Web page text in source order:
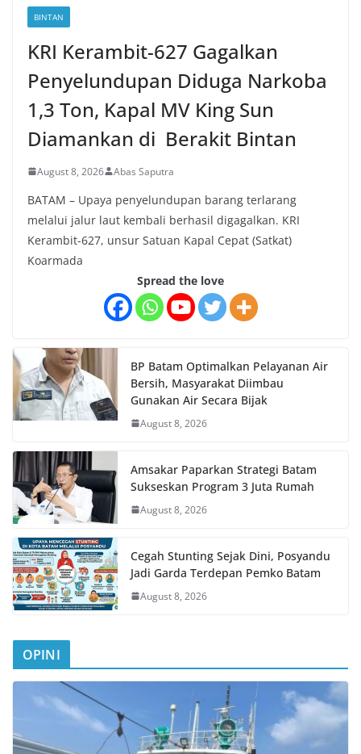
BINTAN
KRI Kerambit-627 Gagalkan
Penyelundupan Diduga Narkoba
1,3 Ton, Kapal MV King Sun
Diamankan di Berakit Bintan
August 8, 2026 Abas Saputra
BATAM – Upaya penyelundupan barang terlarang
melalui jalur laut kembali berhasil digagalkan. KRI
Kerambit-627, unsur Satuan Kapal Cepat (Satkat)
Koarmada
Spread the love
BP Batam Optimalkan Pelayanan Air
Bersih, Masyarakat Diimbau
Gunakan Air Secara Bijak
August 8, 2026
Amsakar Paparkan Strategi Batam
Sukseskan Program 3 Juta Rumah
August 8, 2026
Cegah Stunting Sejak Dini, Posyandu
Jadi Garda Terdepan Pemko Batam
August 8, 2026
OPINI